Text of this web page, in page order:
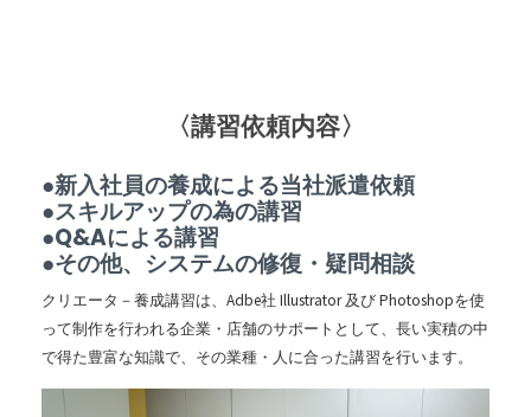
〈講習依頼内容〉
●新入社員の養成による当社派遣依頼
●スキルアップの為の講習
●Q&Aによる講習
●その他、システムの修復・疑問相談
クリエータ－養成講習は、Adbe社 Illustrator 及び Photoshopを使
って制作を行われる企業・店舗のサポートとして、長い実積の中
で得た豊富な知識で、その業種・人に合った講習を行います。